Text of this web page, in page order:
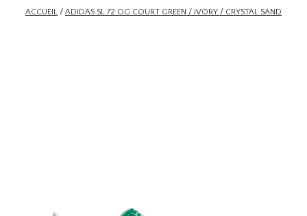
NOUVEAU
ACCUEIL / ADIDAS SL 72 OG COURT GREEN / IVORY / CRYSTAL SAND